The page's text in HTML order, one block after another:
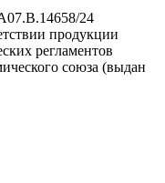
24
продукции
регламентов
союза (выдан